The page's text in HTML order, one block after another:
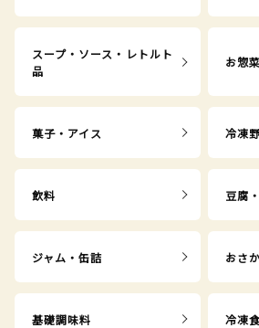
スープ・ソース・レトルト
品
お惣菜
菓子・アイス 冷凍
飲料 豆腐
ジャム・缶詰 おさ
基礎調味料 冷凍